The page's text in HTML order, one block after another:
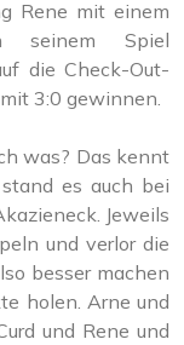
Rene mit einem
seinem Spiel
die Check-Out-
3:0 gewinnen.
was? Das kennt
es auch bei
Jeweils
und verlor die
besser machen
holen. Arne und
und Rene und